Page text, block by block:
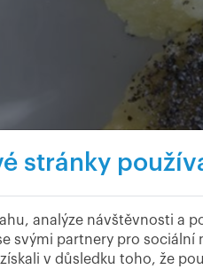
i časem škubánků?
brambory s moukou
stránky
analýze návštěvnosti a
svými partnery pro
v důsledku toho, že